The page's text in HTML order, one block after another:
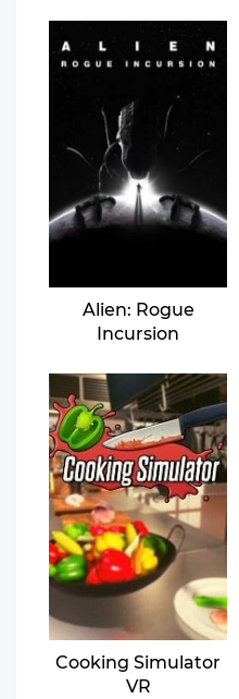
Alien: Rogue
Incursion
Cooking Simulator
VR